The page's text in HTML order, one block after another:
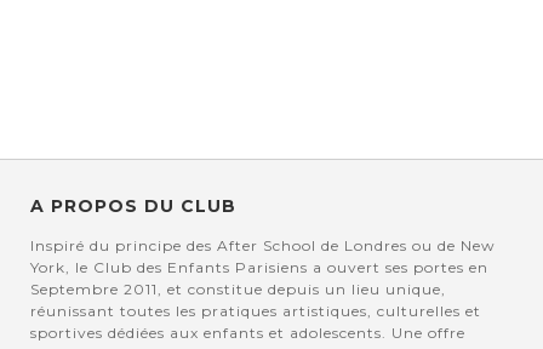
A PROPOS DU CLUB
Inspiré du principe des After School de Londres ou de New
York, le Club des Enfants Parisiens a ouvert ses portes en
Septembre 2011, et constitue depuis un lieu unique,
réunissant toutes les pratiques artistiques, culturelles et
sportives dédiées aux enfants et adolescents. Une offre